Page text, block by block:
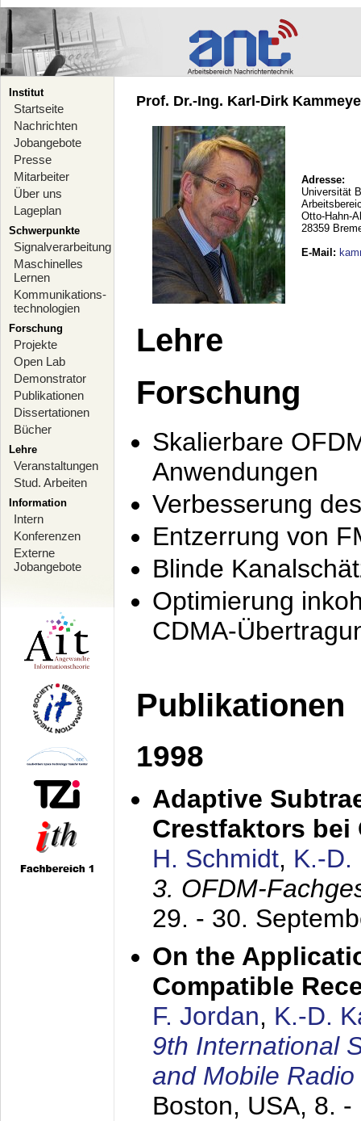
Institut
Startseite
Nachrichten
Jobangebote
Presse
Mitarbeiter
Über uns
Lageplan
Schwerpunkte
Signalverarbeitung
Maschinelles
Lernen
Kommunikations-
technologien
Forschung
Projekte
Open Lab
Demonstrator
Publikationen
Dissertationen
Bücher
Lehre
Veranstaltungen
Stud. Arbeiten
Information
Intern
Konferenzen
Externe
Jobangebote
Prof. Dr.-Ing. Karl-Dirk
Adresse:
Universität
Otto-Hahn-
28359
E-Mail :
Lehre
Forschung
Skalierbare
Anwendungen
Verbesserung
Entzerrung von
Blinde
Optimierung
CDMA-
Publikationen
1998
Adaptive
Crestfaktors bei
H. Schmidt, K.-D.
3. OFDM-
29. - 30.
On the
Compatible
F. Jordan, K.-D.
9th International
and Mobile
Boston, USA, 8. -